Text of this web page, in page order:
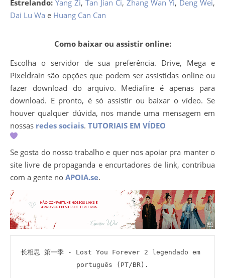
Estrelando: Yang Zi, Tan Jian Ci, Zhang Wan Yi, Deng Wei,
Dai Lu Wa e Huang Can Can
Como baixar ou assistir online:
Escolha o servidor de sua preferência. Drive, Mega e
Pixeldrain são opções que podem ser assistidas online ou
fazer download do arquivo. Mediafire é apenas para
download. E pronto, é só assistir ou baixar o vídeo. Se
houver qualquer dúvida, nos mande uma mensagem em
nossas redes sociais. TUTORIAIS EM VÍDEO
Se gosta do nosso trabalho e quer nos apoiar pra manter o
site livre de propaganda e encurtadores de link, contribua
com a gente no APOIA.se.
长相思 第一季 - Lost You Forever 2 legendado em
português (PT/BR).